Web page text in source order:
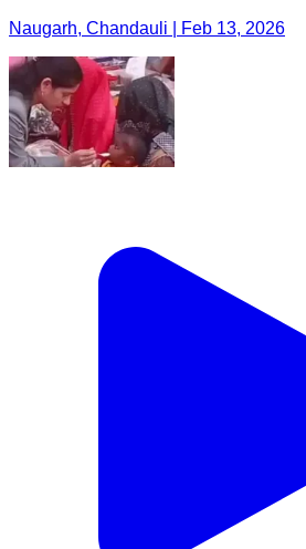
Naugarh, Chandauli | Feb 13, 2026